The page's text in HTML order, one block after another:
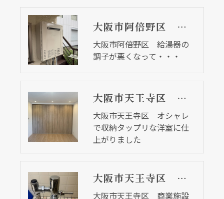
大阪市阿倍野区 給湯器の調子が悪くなって・・・
大阪市阿倍野区 給湯器の
調子が悪くなって・・・
大阪市天王寺区 オシャレで収納タップリな洋室に仕上がりました
大阪市天王寺区 オシャレ
で収納タップリな洋室に仕
上がりました
大阪市天王寺区 商業施設の共用トイレのフラッシュバルブ取替リフォーム工事
大阪市天王寺区 商業施設